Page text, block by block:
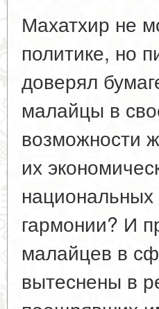
Махатхир не
политике, но
доверял
малайцы в
возможности
их
гармонии? И
малайцев в
вытеснены в